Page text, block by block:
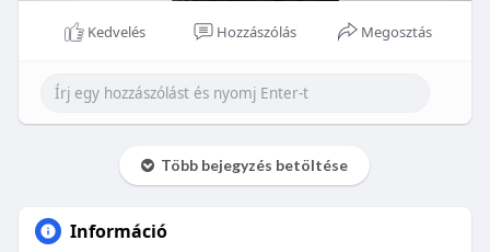
Kedvelés Hozzászólás Megosztás
Több bejegyzés betöltése
Információ